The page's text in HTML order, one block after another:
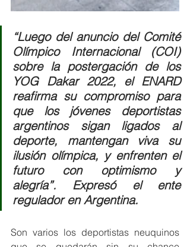
“Luego del anuncio del Comité
Olímpico Internacional (COI)
sobre la postergación de los
YOG Dakar 2022, el ENARD
reafirma su compromiso para
que los jóvenes deportistas
argentinos sigan ligados al
deporte, mantengan viva su
ilusión olímpica, y enfrenten el
futuro con optimismo y
alegría”. Expresó el ente
regulador en Argentina.
Son varios los deportistas neuquinos